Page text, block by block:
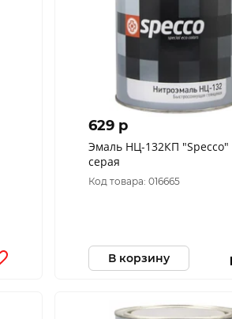
629 p
Эмаль НЦ-132КП "Specco"
серая
Код товара: 016665
В корзину